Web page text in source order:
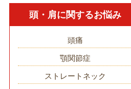
頭・肩に関するお悩み
頭痛
顎関節症
ストレートネック